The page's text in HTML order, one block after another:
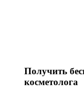
Получить
косметолога